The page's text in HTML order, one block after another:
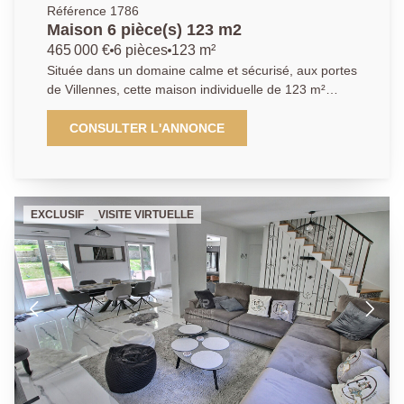
Référence 1786
Maison 6 pièce(s) 123 m2
465 000 € 6 pièces 123 m²
Située dans un domaine calme et sécurisé, aux portes
de Villennes, cette maison individuelle de 123 m²
construite en 1971 bénéficie d'un jardin arboré, sans
vis-à-vis et exposé plein sud. Au rez-de-chaussée,
l'entrée ouvre sur un séjour lumineux avec cheminée,
directement avec le garage qui comprend également
un espace buanderie. On trouve aussi une chambre,
une salle de bains, un WC séparé et plusieurs
rangements. À l'étage, un palier avec dressing mène
à trois chambres supplémentaires, une salle d'eau et
un second WC. La climatisation réversible assure un
bon confort à l'étage. L'ensemble, bien entretenu,
offre un cadre de vie paisible et verdoyant, parfait
pour une famille. Pour en savoir plus ou organiser une
visite, contactez l'Agence Principale au
01.39.70.77.77
CONSULTER L'ANNONCE
EXCLUSIF VISITE VIRTUELLE